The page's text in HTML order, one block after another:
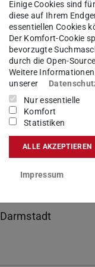
nord@zv.tu-...
6151 16-24975
151 15641530
016
4a
Darmstadt
Einige Cookies sind
diese auf Ihrem
essentiellen Cookies
Der Komfort-Cookie
bevorzugte
durch die Open-
Weitere
unserer
Nur essentielle
Komfort
Statistiken
ALLE AKZEPTIEREN
Impressum